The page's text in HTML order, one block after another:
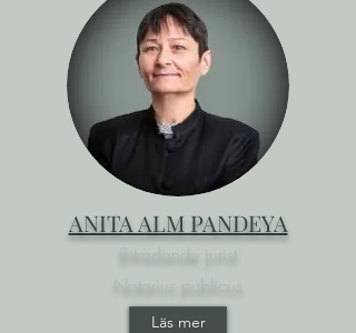
ANITA ALM PANDEYA
Biträdande jurist
Notarius publicus
Läs mer